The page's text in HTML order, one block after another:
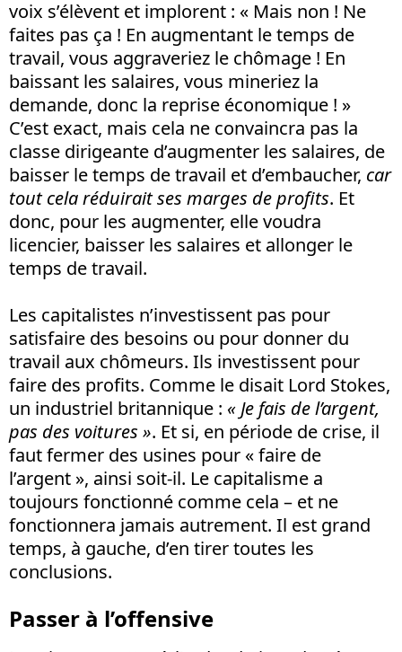
voix s’élèvent et implorent : « Mais non ! Ne
faites pas ça ! En augmentant le temps de
travail, vous aggraveriez le chômage ! En
baissant les salaires, vous mineriez la
demande, donc la reprise économique ! »
C’est exact, mais cela ne convaincra pas la
classe dirigeante d’augmenter les salaires, de
baisser le temps de travail et d’embaucher, car
tout cela réduirait ses marges de profits. Et
donc, pour les augmenter, elle voudra
licencier, baisser les salaires et allonger le
temps de travail.
Les capitalistes n’investissent pas pour
satisfaire des besoins ou pour donner du
travail aux chômeurs. Ils investissent pour
faire des profits. Comme le disait Lord Stokes,
un industriel britannique : « Je fais de l’argent,
pas des voitures ». Et si, en période de crise, il
faut fermer des usines pour « faire de
l’argent », ainsi soit-il. Le capitalisme a
toujours fonctionné comme cela – et ne
fonctionnera jamais autrement. Il est grand
temps, à gauche, d’en tirer toutes les
conclusions.
Passer à l’offensive